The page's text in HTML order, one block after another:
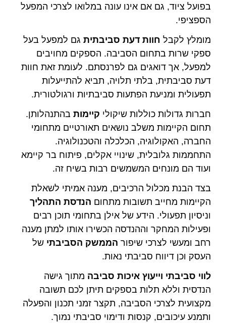
בפועל ציוד, גם אם אינו עונה במלואו לצרכי המפעל
הספציפי.
מומלץ לקבל חוות דעת סביבתית גם למפעל בעל
ספקי שרות בתחום הסביבה. הספקים מחויבים
למפעל, אך דואגים גם לפרנסתם. לעומת זאת חוות
דעת סביבתית, בלתי תלויה, תביא להתייעלות
תפעולית ומניעת הפתעות סביבתיות ורגולטורית.
חברות גדולות כוללות שיקולי קיימות בהתנהלותן.
תחום הקיימות משלב נושאים תאורטיים מתחומי
החברה, האקולוגיה, הכלכלה והטכנולוגיה.
התחממות גלובלית, שינויי אקלים, פיתוח בר קיימא
ועוד הם מונחים המשמשים רבות בשיח זה.
בצד הבנת מכלול הרכיבים, מענה אמיתי לשאלת
הקיימות מחייב תשובות מתחום הנדסת התהליך
וניסיון תפעולי. הידע של אילן בתחומי תוכן רבים
ופעילות המחקר וההנדסה הכשירו אותו למתן מענה
רחב ומעשי לצרכי שיפור הממשק הסביבתי של
העסק וכן דיווח סביבתי נאות.
לווי סביבתי וייעוץ איכות סביבה מתוך גישה
הנדסית וללא תלות בספקים תיתן לכם תשובה
מקצועית לצרכי הסביבה, תקצר זמני תכנון והפעלה
ותמנע עיכובים, קנסות ודימוי סביבתי נמוך.